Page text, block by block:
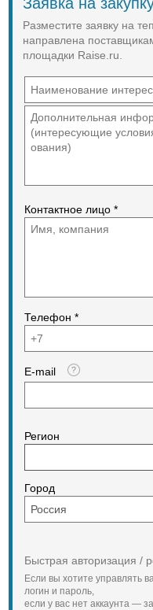
Разместите заявку на
направлена
площадки Raise.ru.
Контактное лицо *
Телефон *
E-mail
Регион
Город
Быстрая авторизация /
Если вы хотите управлять
логин и пароль,
если у вас нет аккаунта —